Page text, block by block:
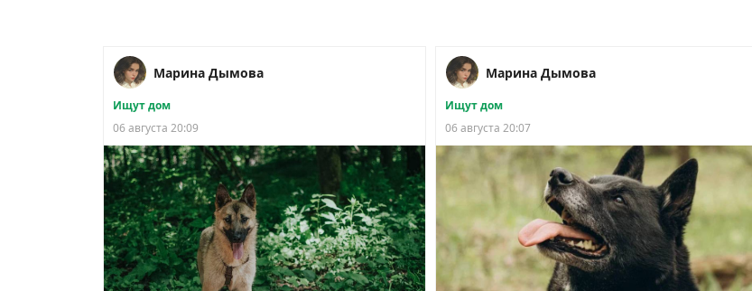
Марина Дымова
Ищут дом
06 августа 20:09
Марина Дымова
Ищут дом
06 августа 20:07